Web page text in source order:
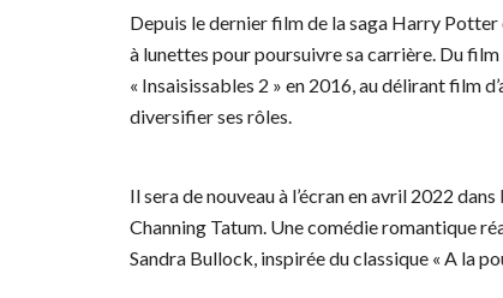
Depuis le dernier film de la saga Harry
à lunettes pour poursuivre sa carrière. Du
« Insaisissables 2 » en 2016, au délirant film
diversifier ses rôles.
Il sera de nouveau à l’écran en avril 2022
Channing Tatum. Une comédie romantique
Sandra Bullock, inspirée du classique « A la